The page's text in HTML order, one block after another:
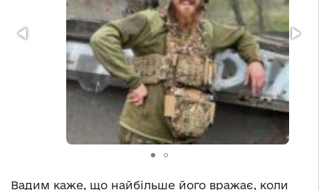
Вадим каже, що найбільше його вражає, коли